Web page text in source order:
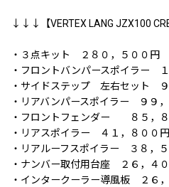
↓↓↓【VERTEX LANG JZX100
・３点キット ２８０，５００円
・フロントバンパースポイラー
・サイドステップ 左右セット ９
・リアバンパースポイラー ９９
・フロントフェンダー ８５，８
・リアスポイラー ４１，８００円
・リアルーフスポイラー ３８，
・ナンバー取付用台座 ２６，４
・インタークーラー導風板 ２６